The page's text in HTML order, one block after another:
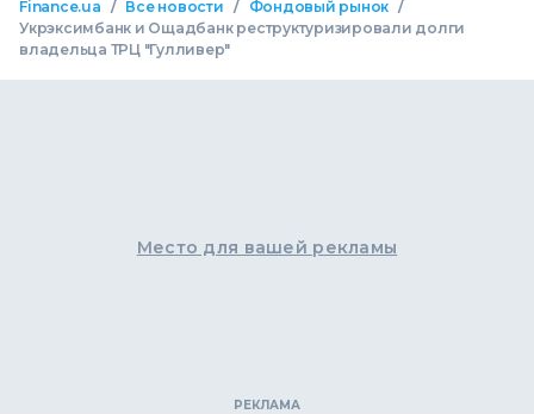
Finance.ua / Все новости / Фондовый рынок /
Укрэксимбанк и Ощадбанк реструктуризировали долги
владельца ТРЦ "Гулливер"
Место для вашей рекламы